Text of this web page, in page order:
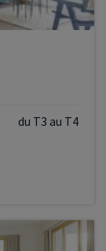
du T3 au T4